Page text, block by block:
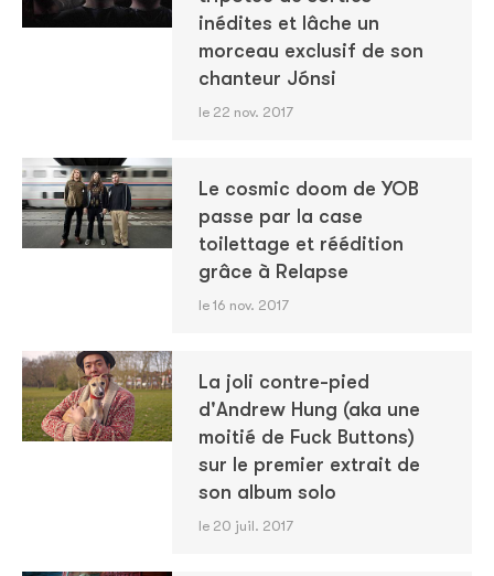
inédites et lâche un
morceau exclusif de son
chanteur Jónsi
le 22 nov. 2017
Le cosmic doom de YOB
passe par la case
toilettage et réédition
grâce à Relapse
le 16 nov. 2017
La joli contre-pied
d'Andrew Hung (aka une
moitié de Fuck Buttons)
sur le premier extrait de
son album solo
le 20 juil. 2017